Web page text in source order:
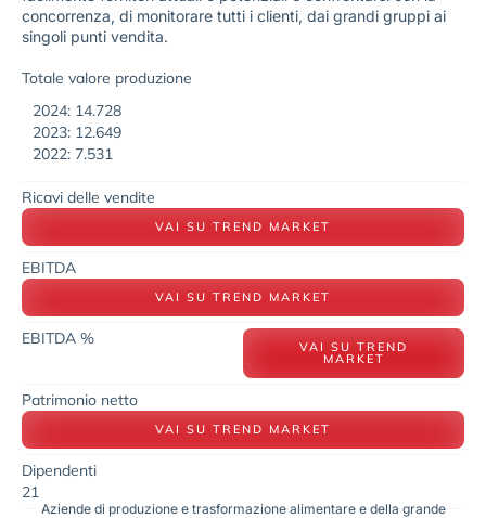
concorrenza, di monitorare tutti i clienti, dai grandi gruppi ai
singoli punti vendita.
Totale valore produzione
2024: 14.728
2023: 12.649
2022: 7.531
Ricavi delle vendite
VAI SU TREND MARKET
EBITDA
VAI SU TREND MARKET
EBITDA % VAI SU TREND
MARKET
Patrimonio netto
VAI SU TREND MARKET
Dipendenti
21
Aziende di produzione e trasformazione alimentare e della grande